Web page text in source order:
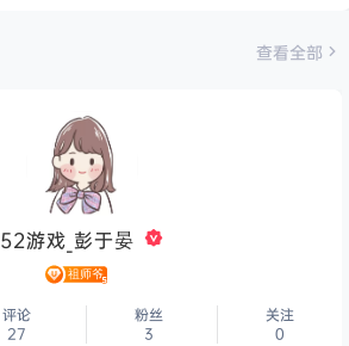
查看全部
52游戏_彭于晏
评论
27
粉丝
3
关注
0